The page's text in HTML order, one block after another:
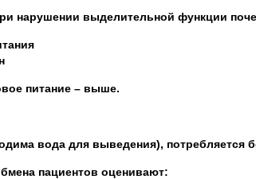
нарушении выделительной функции
питание – выше.
вода для выведения), потребляется
пациентов оценивают: